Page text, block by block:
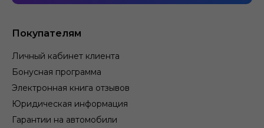
Покупателям
Личный кабинет клиента
Бонусная программа
Электронная книга отзывов
Юридическая информация
Гарантии на автомобили